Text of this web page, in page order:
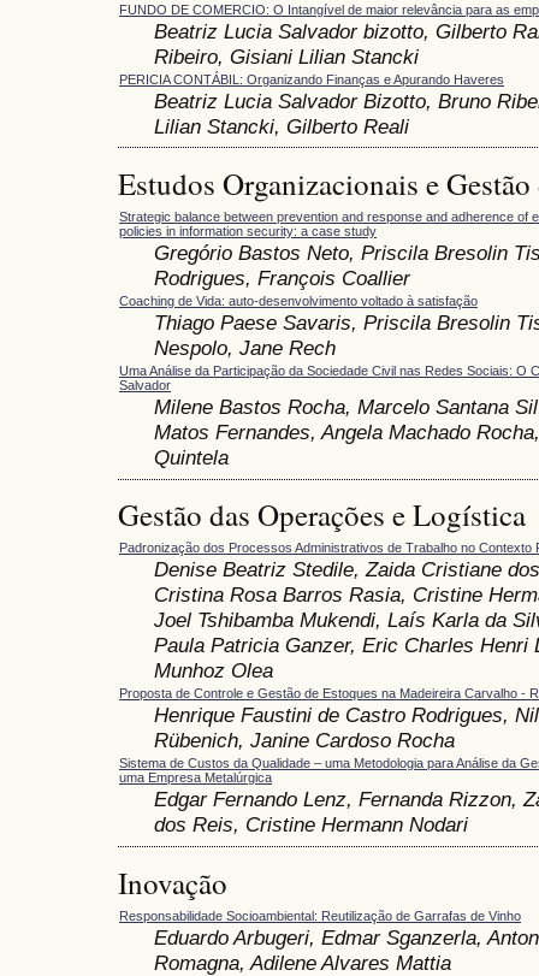
FUNDO DE COMERCIO: O Intangível de maior relevância para as
Beatriz Lucia Salvador bizotto, Gilberto
Ribeiro, Gisiani Lilian Stancki
PERICIA CONTÁBIL: Organizando Finanças e Apurando Haveres
Beatriz Lucia Salvador Bizotto, Bruno
Lilian Stancki, Gilberto Reali
Estudos Organizacionais e Gestão
Strategic balance between prevention and response and adherence of
policies in information security: a case study
Gregório Bastos Neto, Priscila Bresolin
Rodrigues, François Coallier
Coaching de Vida: auto-desenvolvimento voltado à satisfação
Thiago Paese Savaris, Priscila Bresolin
Nespolo, Jane Rech
Uma Análise da Participação da Sociedade Civil nas Redes Sociais: O
Salvador
Milene Bastos Rocha, Marcelo Santana
Matos Fernandes, Angela Machado
Quintela
Gestão das Operações e Logística
Padronização dos Processos Administrativos de Trabalho no Contexto
Denise Beatriz Stedile, Zaida Cristiane
Cristina Rosa Barros Rasia, Cristine
Joel Tshibamba Mukendi, Laís Karla da
Paula Patricia Ganzer, Eric Charles Henri
Munhoz Olea
Proposta de Controle e Gestão de Estoques na Madeireira Carvalho -
Henrique Faustini de Castro Rodrigues,
Rübenich, Janine Cardoso Rocha
Sistema de Custos da Qualidade – uma Metodologia para Análise da
uma Empresa Metalúrgica
Edgar Fernando Lenz, Fernanda Rizzon,
dos Reis, Cristine Hermann Nodari
Inovação
Responsabilidade Socioambiental: Reutilização de Garrafas de Vinho
Eduardo Arbugeri, Edmar Sganzerla,
Romagna, Adilene Alvares Mattia